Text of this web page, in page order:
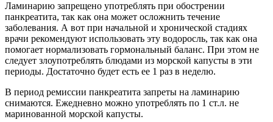
Ламинарию запрещено употреблять при обострении
панкреатита, так как она может осложнить течение
заболевания. А вот при начальной и хронической стадиях
врачи рекомендуют использовать эту водоросль, так как она
помогает нормализовать гормональный баланс. При этом не
следует злоупотреблять блюдами из морской капусты в эти
периоды. Достаточно будет есть ее 1 раз в неделю.
В период ремиссии панкреатита запреты на ламинарию
снимаются. Ежедневно можно употреблять по 1 ст.л. не
маринованной морской капусты.